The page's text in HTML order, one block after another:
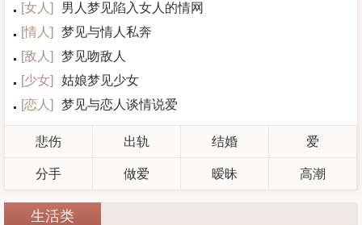
[女人 ]
男人梦见陷入女人的情网
[情人 ]
梦见与情人私奔
[敌人 ]
梦见吻敌人
[少女]
姑娘梦见少女
[恋人 ] 梦见与恋人谈情说爱
悲伤 出轨 结婚 爱
分手 做爱 暧昧 高潮
生活类